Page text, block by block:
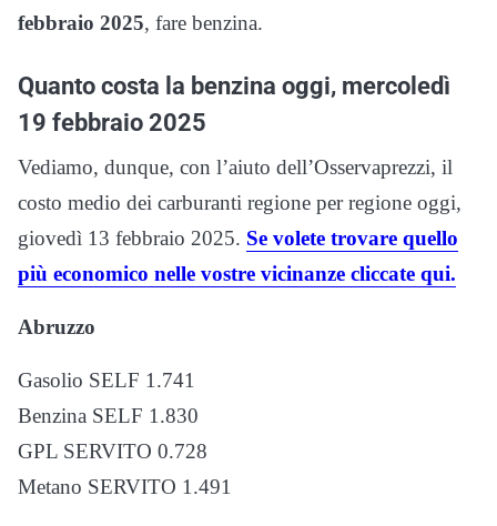
febbraio 2025, fare benzina.
Quanto costa la benzina oggi, mercoledì
19 febbraio 2025
Vediamo, dunque, con l’aiuto dell’Osservaprezzi, il
costo medio dei carburanti regione per regione oggi,
giovedì 13 febbraio 2025. Se volete trovare quello
più economico nelle vostre vicinanze cliccate qui.
Abruzzo
Gasolio SELF 1.741
Benzina SELF 1.830
GPL SERVITO 0.728
Metano SERVITO 1.491